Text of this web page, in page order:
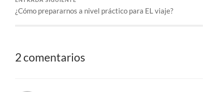
¿Cómo prepararnos a nivel práctico para EL viaje?
2 comentarios